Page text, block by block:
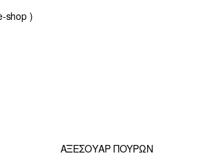
shop )
ΑΞΕΣΟΥΑΡ ΠΟΥΡΩΝ